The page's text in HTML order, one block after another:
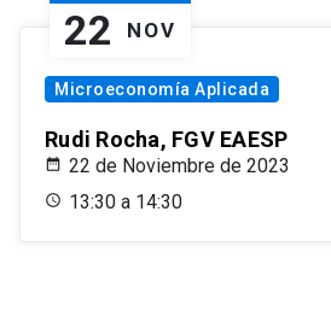
22 NOV
Microeconomía Aplicada
Rudi Rocha, FGV EAESP
22 de Noviembre de 2023
13:30 a 14:30